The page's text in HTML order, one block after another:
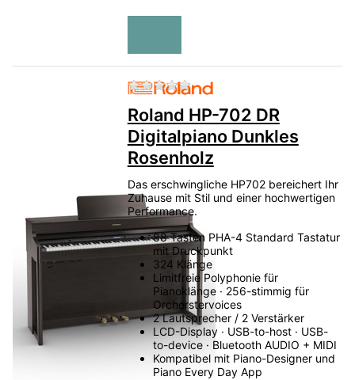
Zu diesem Produkt liegen
Roland HP-702 DR
Digitalpiano Dunkles
Rosenholz
Das erschwingliche HP702 bereichert Ihr
Zuhause mit Stil und einer hochwertigen
Performance.
88 Tasten PHA-4 Standard Tastatur
mit Druckpunkt
324 Klänge
Limitfreie Polyphonie für
Pianoklänge · 256-stimmig für
Orcherstervoices
2 Lautsprecher / 2 Verstärker
LCD-Display · USB-to-host · USB-
to-device · Bluetooth AUDIO + MIDI
Kompatibel mit Piano-Designer und
Piano Every Day App